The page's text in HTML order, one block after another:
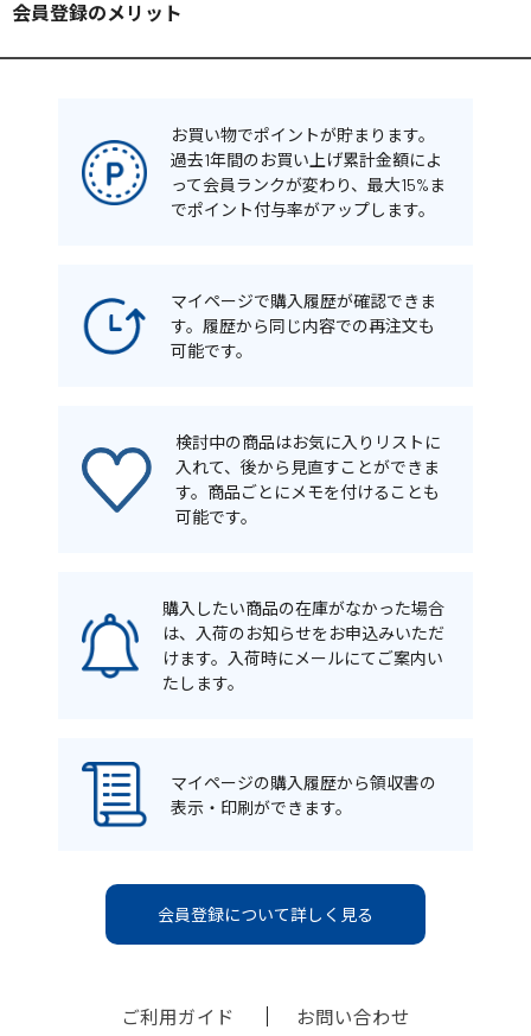
会員登録のメリット
お買い物でポイントが貯まります。
過去1年間のお買い上げ累計金額によ
って会員ランクが変わり、最大15%ま
でポイント付与率がアップします。
マイページで購入履歴が確認できま
す。履歴から同じ内容での再注文も
可能です。
検討中の商品はお気に入りリストに
入れて、後から見直すことができま
す。商品ごとにメモを付けることも
可能です。
購入したい商品の在庫がなかった場合
は、入荷のお知らせをお申込みいただ
けます。入荷時にメールにてご案内い
たします。
マイページの購入履歴から領収書の
表示・印刷ができます。
会員登録について詳しく見る
ご利用ガイド お問い合わせ